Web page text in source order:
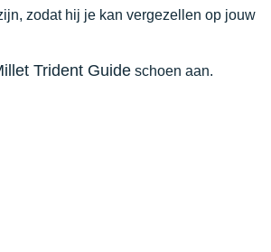
zodat hij je kan vergezellen op jouw
Trident Guide schoen aan.